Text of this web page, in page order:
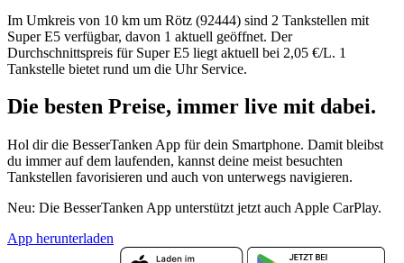
Im Umkreis von 10 km um Rötz (92444) sind 2 Tankstellen mit
Super E5 verfügbar, davon 1 aktuell geöffnet. Der
Durchschnittspreis für Super E5 liegt aktuell bei 2,05 €/L. 1
Tankstelle bietet rund um die Uhr Service.
Die besten Preise, immer live mit dabei.
Hol dir die BesserTanken App für dein Smartphone. Damit bleibst
du immer auf dem laufenden, kannst deine meist besuchten
Tankstellen favorisieren und auch von unterwegs navigieren.
Neu: Die BesserTanken App unterstützt jetzt auch Apple CarPlay.
App herunterladen